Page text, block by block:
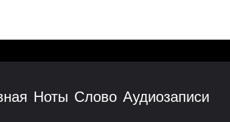
Ноты Слово Аудиозаписи